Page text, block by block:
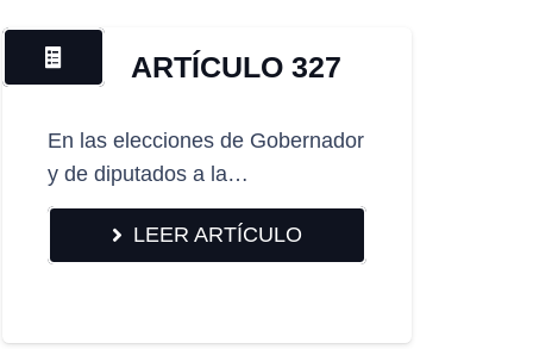
ARTÍCULO 327
En las elecciones de Gobernador
y de diputados a la…
LEER ARTÍCULO